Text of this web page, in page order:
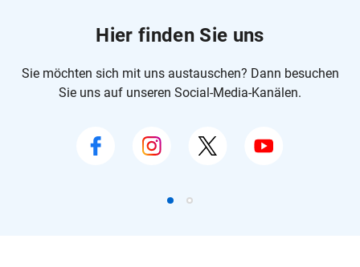
Hier finden Sie uns
Sie möchten sich mit uns austauschen? Dann besuchen
Sie uns auf unseren Social-Media-Kanälen.